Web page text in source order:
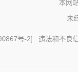
本网
未
号-2] 违法和不良